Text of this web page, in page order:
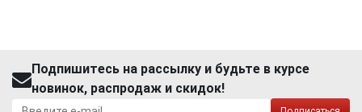
Подпишитесь на рассылку и будьте в курсе
новинок, распродаж и скидок!